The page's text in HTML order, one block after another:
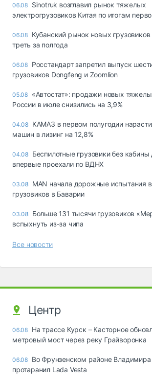
06.08 Sinotruk возглавил рынок тяжелых
электрогрузовиков Китая по итогам
06.08 Кубанский рынок новых грузовиков
треть за полгода
06.08 Росстандарт запретил выпуск
грузовиков Dongfeng и Zoomlion
05.08 «Автостат»: продажи новых
России в июле снизились на 3,9%
04.08 КАМАЗ в первом полугодии
машин в лизинг на 12,8%
04.08 Беспилотные грузовики без кабины
впервые проехали по ВДНХ
03.08 MAN начала дорожные испытания
грузовиков в Баварии
03.08 Больше 131 тысячи грузовиков
вспыхнуть из-за чипа
Все новости
Центр
06.08 На трассе Курск – Касторное
метровый мост через реку Грайворонка
06.08 Во Фрунзенском районе
протаранил Lada Vesta